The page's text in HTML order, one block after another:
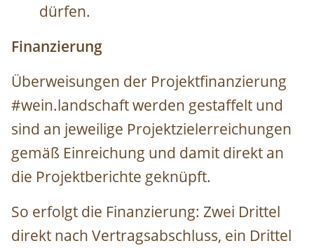
dürfen.
Finanzierung
Überweisungen der Projektfinanzierung
#wein.landschaft werden gestaffelt und
sind an jeweilige Projektzielerreichungen
gemäß Einreichung und damit direkt an
die Projektberichte geknüpft.
So erfolgt die Finanzierung: Zwei Drittel
direkt nach Vertragsabschluss, ein Drittel